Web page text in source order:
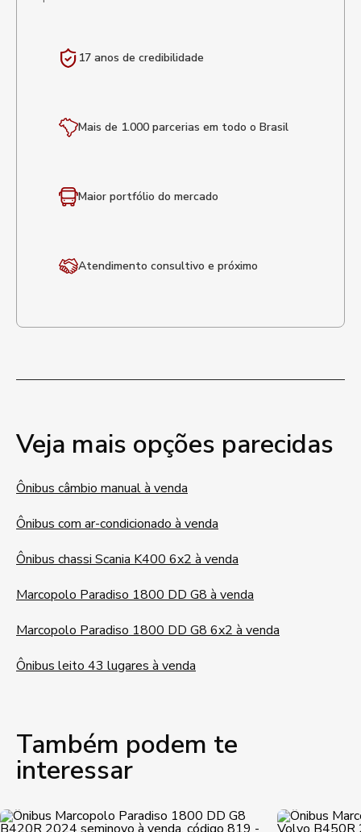
17 anos de credibilidade
Mais de 1.000 parcerias em todo o Brasil
Maior portfólio do mercado
Atendimento consultivo e próximo
Veja mais opções parecidas
Ônibus câmbio manual à venda
Ônibus com ar-condicionado à venda
Ônibus chassi Scania K400 6x2 à venda
Marcopolo Paradiso 1800 DD G8 à venda
Marcopolo Paradiso 1800 DD G8 6x2 à venda
Ônibus leito 43 lugares à venda
Também podem te
interessar